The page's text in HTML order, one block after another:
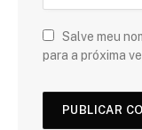
Salve meu
para a próxima